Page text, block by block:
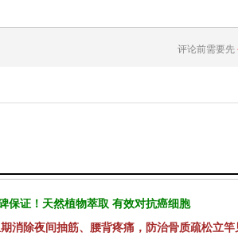
评论前需要先
保证！天然植物萃取 有效对抗癌细胞
消除夜间抽筋、腰背疼痛，防治骨质疏松立竿